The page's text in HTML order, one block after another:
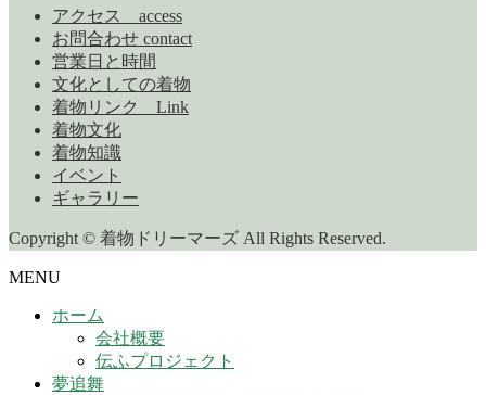
アクセス access
お問合わせ contact
営業日と時間
文化としての着物
着物リンク Link
着物文化
着物知識
イベント
ギャラリー
Copyright © 着物ドリーマーズ All Rights Reserved.
MENU
ホーム
会社概要
伝ふプロジェクト
夢追舞